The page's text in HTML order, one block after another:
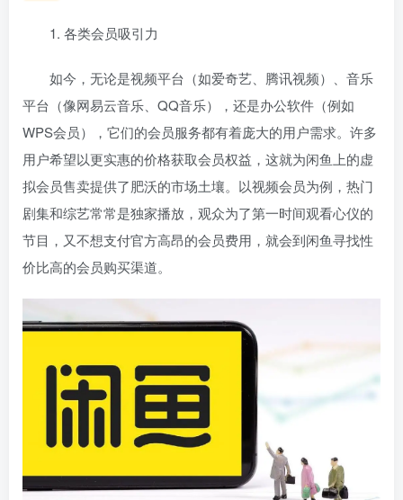
1. 各类会员吸引力
如今，无论是视频平台（如爱奇艺、腾讯视频）、音乐
平台（像网易云音乐、QQ音乐），还是办公软件（例如
WPS会员），它们的会员服务都有着庞大的用户需求。许多
用户希望以更实惠的价格获取会员权益，这就为闲鱼上的虚
拟会员售卖提供了肥沃的市场土壤。以视频会员为例，热门
剧集和综艺常常是独家播放，观众为了第一时间观看心仪的
节目，又不想支付官方高昂的会员费用，就会到闲鱼寻找性
价比高的会员购买渠道。